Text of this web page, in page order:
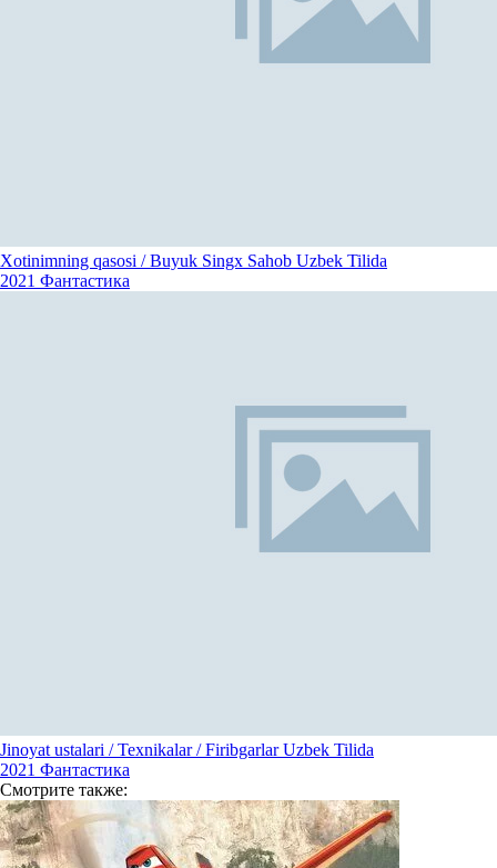
Xotinimning qasosi / Buyuk Singx Sahob Uzbek Tilida
2021 Фантастика
Jinoyat ustalari / Texnikalar / Firibgarlar Uzbek Tilida
2021 Фантастика
Смотрите также: